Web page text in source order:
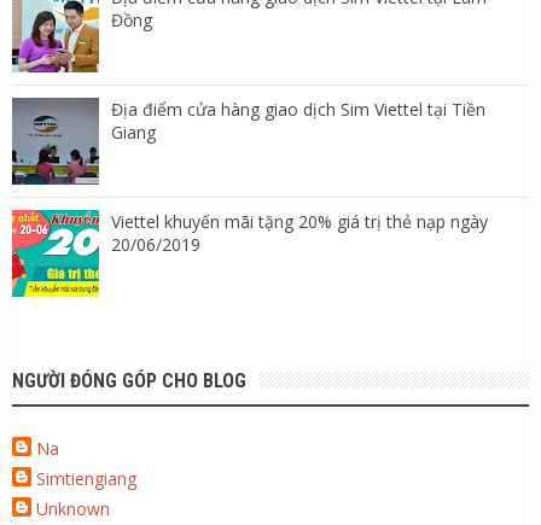
Đồng
Địa điểm cửa hàng giao dịch Sim Viettel tại Tiền
Giang
Viettel khuyến mãi tặng 20% giá trị thẻ nạp ngày
20/06/2019
NGƯỜI ĐÓNG GÓP CHO BLOG
Na
Simtiengiang
Unknown